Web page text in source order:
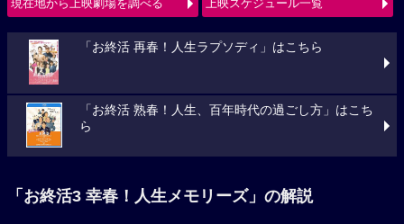
現在地から上映劇場を調べる 上映スケジュール一覧
「お終活 再春！人生ラプソディ」はこちら
「お終活 熟春！人生、百年時代の過ごし方」はこち
ら
「お終活3 幸春！人生メモリーズ」の解説